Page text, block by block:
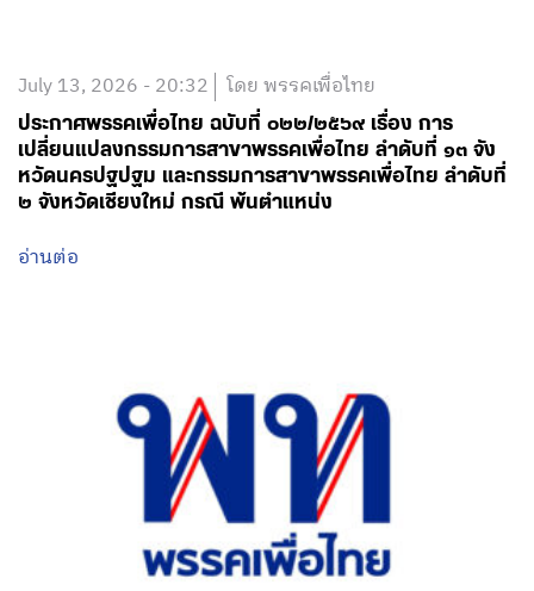
July 13, 2026 - 20:32 โดย พรรคเพื่อไทย
ประกาศพรรคเพื่อไทย ฉบับที่ ๐๒๒/๒๕๖๙ เรื่อง การ
เปลี่ยนแปลงกรรมการสาขาพรรคเพื่อไทย ลำดับที่ ๑๓ จัง
หวัดนครปฐปฐม และกรรมการสาขาพรรคเพื่อไทย ลำดับที่
๒ จังหวัดเชียงใหม่ กรณี พ้นตำแหน่ง
อ่านต่อ